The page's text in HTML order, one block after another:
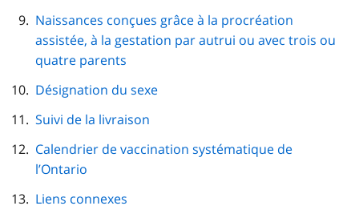
Naissances conçues grâce à la procréation
assistée, à la gestation par autrui ou avec trois ou
quatre parents
Désignation du sexe
Suivi de la livraison
Calendrier de vaccination systématique de
l’Ontario
Liens connexes